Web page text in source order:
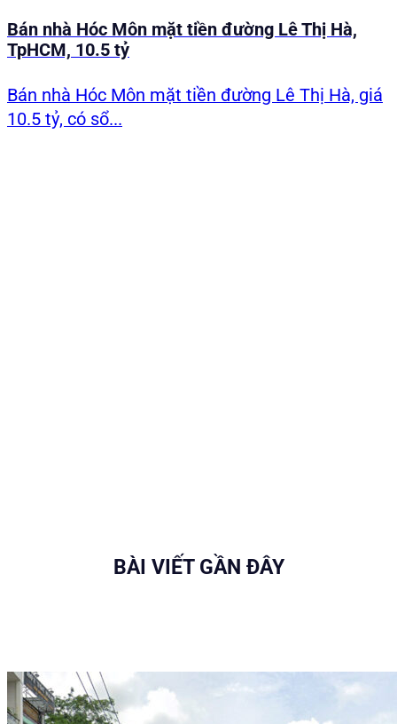
Bán nhà Hóc Môn mặt tiền đường Lê Thị Hà,
TpHCM, 10.5 tỷ
Bán nhà Hóc Môn mặt tiền đường Lê Thị Hà, giá
10.5 tỷ, có sổ...
BÀI VIẾT GẦN ĐÂY